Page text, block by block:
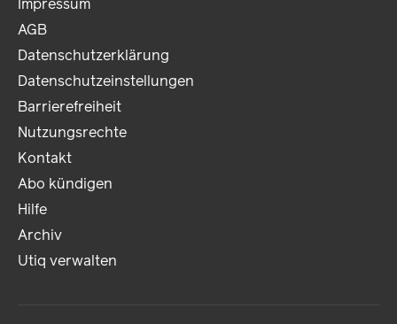
Impressum
AGB
Datenschutzerklärung
Datenschutzeinstellungen
Barrierefreiheit
Nutzungsrechte
Kontakt
Abo kündigen
Hilfe
Archiv
Utiq verwalten